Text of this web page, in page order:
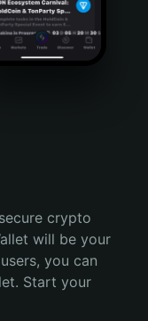
crypto
will be your
you can
Start your